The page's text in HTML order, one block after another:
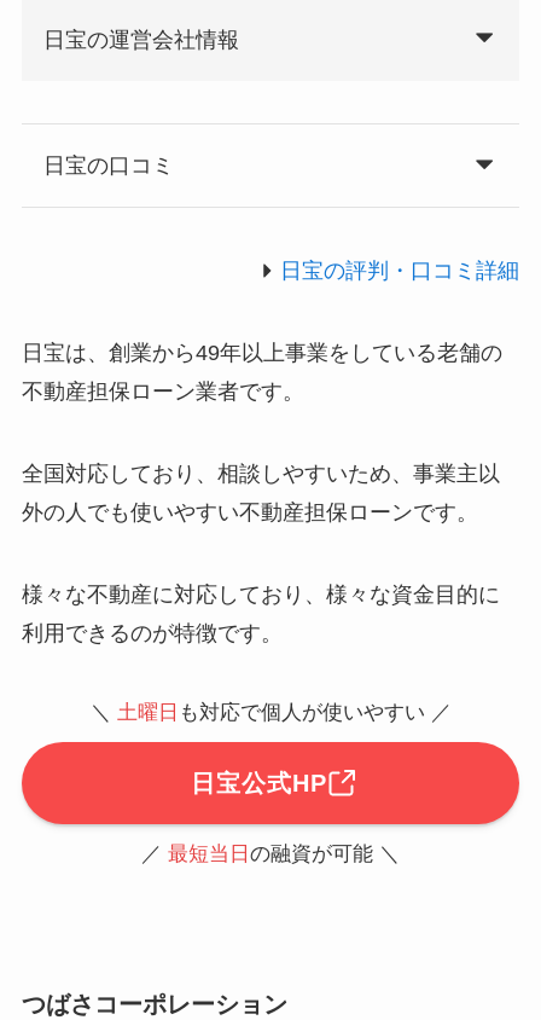
日宝の運営会社情報
日宝の口コミ
日宝の評判・口コミ詳細
日宝は、創業から49年以上事業をしている老舗の
不動産担保ローン業者です。
全国対応しており、相談しやすいため、事業主以
外の人でも使いやすい不動産担保ローンです。
様々な不動産に対応しており、様々な資金目的に
利用できるのが特徴です。
＼ 土曜日 も対応で個人が使いやすい ／
日宝公式HP
／ 最短当日 の融資が可能 ＼
つばさコーポレーション